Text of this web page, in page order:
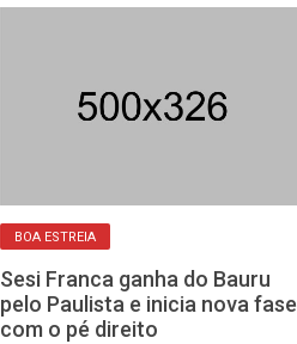
BOA ESTREIA
Sesi Franca ganha do Bauru
pelo Paulista e inicia nova fase
com o pé direito